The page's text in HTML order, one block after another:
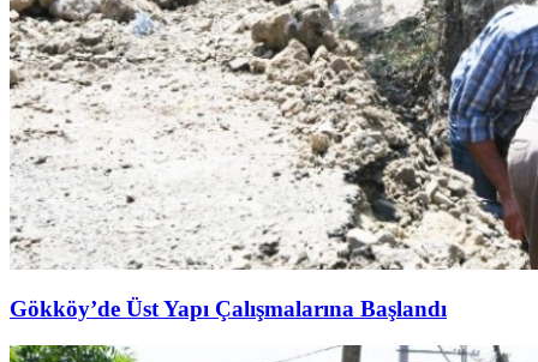
Gökköy’de Üst Yapı Çalışmalarına Başlandı